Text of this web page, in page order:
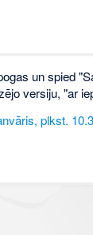
un spied
versiju, "ar
plkst.